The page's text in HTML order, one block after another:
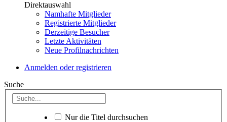
Direktauswahl
Namhafte Mitglieder
Registrierte Mitglieder
Derzeitige Besucher
Letzte Aktivitäten
Neue Profilnachrichten
Anmelden oder registrieren
Suche
Nur die Titel durchsuchen